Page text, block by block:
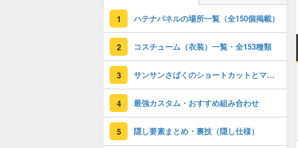
1 ハテナパネルの場所一覧（全150個掲載）
2 コスチューム（衣装）一覧・全153種類
3 サンサンさばくのショートカットとマップ
4 最強カスタム・おすすめ組み合わせ
5 隠し要素まとめ・裏技（隠し仕様）